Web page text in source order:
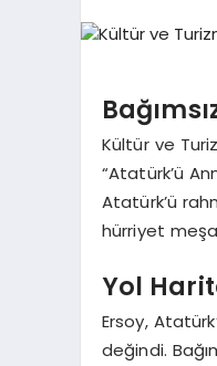
Kültür ve
“Atatürk’ü
Atatürk’ü
hürriyet
Yol
Ersoy,
değindi.